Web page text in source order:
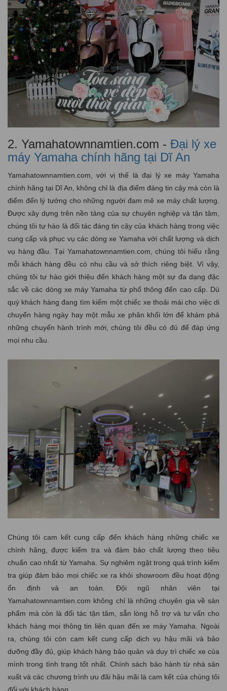
2. Yamahatownnamtien.com - Đại lý xe
máy Yamaha chính hãng tại Dĩ An
Yamahatownnamtien.com, với vị thế là đại lý xe máy Yamaha
chính hãng tại Dĩ An, không chỉ là địa điểm đáng tin cậy mà còn là
điểm đến lý tưởng cho những người đam mê xe máy chất lượng.
Được xây dựng trên nền tảng của sự chuyên nghiệp và tận tâm,
chúng tôi tự hào là đối tác đáng tin cậy của khách hàng trong việc
cung cấp và phục vụ các dòng xe Yamaha với chất lượng và dịch
vụ hàng đầu. Tại Yamahatownnamtien.com, chúng tôi hiểu rằng
mỗi khách hàng đều có nhu cầu và sở thích riêng biệt. Vì vậy,
chúng tôi tự hào giới thiệu đến khách hàng một sự đa dạng đặc
sắc về các dòng xe máy Yamaha từ phổ thông đến cao cấp. Dù
quý khách hàng đang tìm kiếm một chiếc xe thoải mái cho việc di
chuyển hàng ngày hay một mẫu xe phân khối lớn để khám phá
những chuyến hành trình mới, chúng tôi đều có đủ để đáp ứng
mọi nhu cầu.
Chúng tôi cam kết cung cấp đến khách hàng những chiếc xe
chính hãng, được kiểm tra và đảm bảo chất lượng theo tiêu
chuẩn cao nhất từ Yamaha. Sự nghiêm ngặt trong quá trình kiểm
tra giúp đảm bảo mọi chiếc xe ra khỏi showroom đều hoạt động
ổn định và an toàn. Đội ngũ nhân viên tại
Yamahatownnamtien.com không chỉ là những chuyên gia về sản
phẩm mà còn là đối tác tận tâm, sẵn lòng hỗ trợ và tư vấn cho
khách hàng mọi thông tin liên quan đến xe máy Yamaha. Ngoài
ra, chúng tôi còn cam kết cung cấp dịch vụ hậu mãi và bảo
dưỡng đầy đủ, giúp khách hàng bảo quản và duy trì chiếc xe của
mình trong tình trạng tốt nhất. Chính sách bảo hành từ nhà sản
xuất và các chương trình ưu đãi hậu mãi là cam kết của chúng tôi